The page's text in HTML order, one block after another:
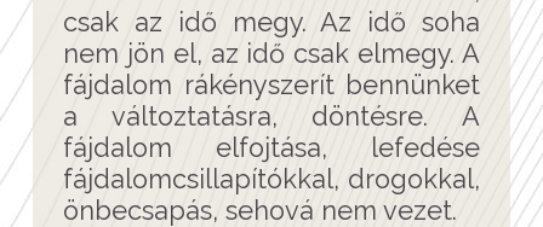
csak az idő megy. Az idő soha
nem jön el, az idő csak elmegy. A
fájdalom rákényszerít bennünket
a változtatásra, döntésre. A
fájdalom elfojtása, lefedése
fájdalomcsillapítókkal, drogokkal,
önbecsapás, sehová nem vezet.